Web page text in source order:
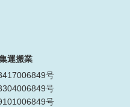
運搬業
号
号
号